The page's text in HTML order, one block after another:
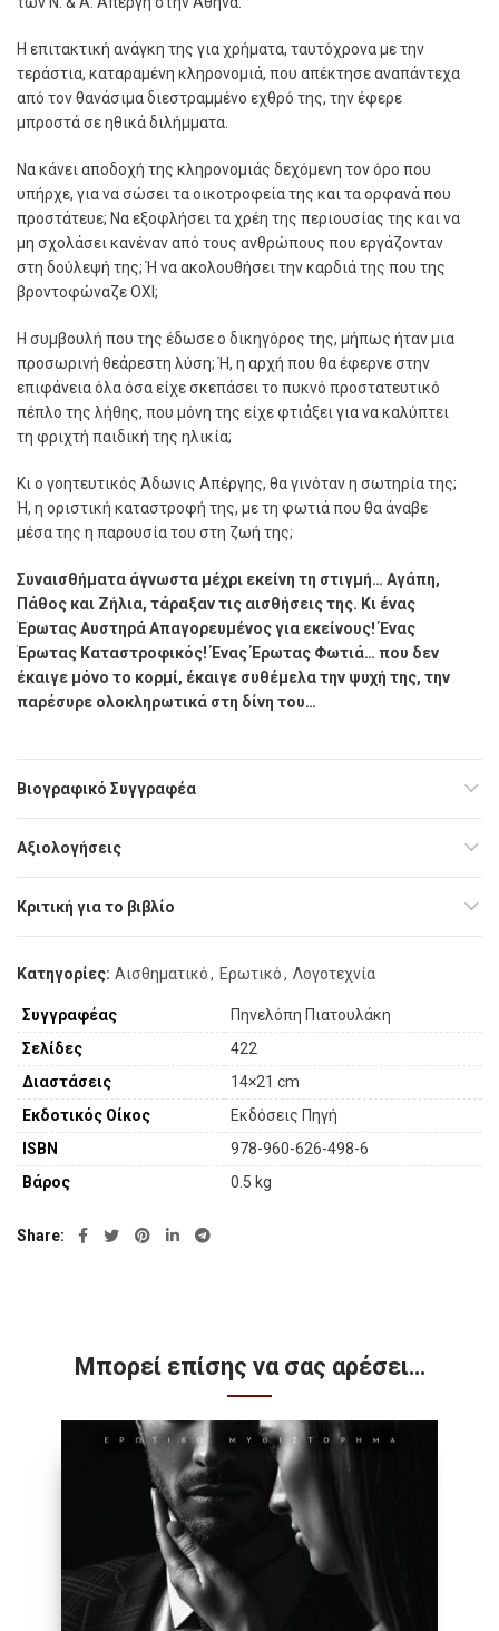
Η επιτακτική ανάγκη της για χρήµατα, ταυτόχρονα µε την
τεράστια, καταραµένη κληρονοµιά, που απέκτησε αναπάντεχα
από τον θανάσιµα διεστραµµένο εχθρό της, την έφερε
µπροστά σε ηθικά διλήµµατα.
Να κάνει αποδοχή της κληρονοµιάς δεχόµενη τον όρο που
υπήρχε, για να σώσει τα οικοτροφεία της και τα ορφανά που
προστάτευε; Να εξοφλήσει τα χρέη της περιουσίας της και να
µη σχολάσει κανέναν από τους ανθρώπους που εργάζονταν
στη δούλεψή της; Ή να ακολουθήσει την καρδιά της που της
βροντοφώναζε ΟΧΙ;
Η συµβουλή που της έδωσε ο δικηγόρος της, µήπως ήταν µια
προσωρινή θεάρεστη λύση; Ή, η αρχή που θα έφερνε στην
επιφάνεια όλα όσα είχε σκεπάσει το πυκνό προστατευτικό
πέπλο της λήθης, που µόνη της είχε φτιάξει για να καλύπτει
τη φριχτή παιδική της ηλικία;
Κι ο γοητευτικός Άδωνις Απέργης, θα γινόταν η σωτηρία της;
Ή, η οριστική καταστροφή της, µε τη φωτιά που θα άναβε
µέσα της η παρουσία του στη ζωή της;
Συναισθήµατα άγνωστα µέχρι εκείνη τη στιγµή… Αγάπη,
Πάθος και Ζήλια, τάραξαν τις αισθήσεις της. Κι ένας
Έρωτας Αυστηρά Απαγορευµένος για εκείνους! Ένας
Έρωτας Καταστροφικός! Ένας Έρωτας Φωτιά… που δεν
έκαιγε µόνο το κορµί, έκαιγε συθέµελα την ψυχή της, την
παρέσυρε ολοκληρωτικά στη δίνη του…
Βιογραφικό Συγγραφέα
Αξιολογήσεις
Κριτική για το βιβλίο
Κατηγορίες: Αισθηματικό, Ερωτικό, Λογοτεχνία
Συγγραφέας
Πηνελόπη Πιατουλάκη
Σελίδες
422
Διαστάσεις
14×21 cm
Εκδοτικός Οίκος
Εκδόσεις Πηγή
ISBN
978-960-626-498-6
Βάρος
0.5 kg
Share
Μπορεί επίσης να σας αρέσει…